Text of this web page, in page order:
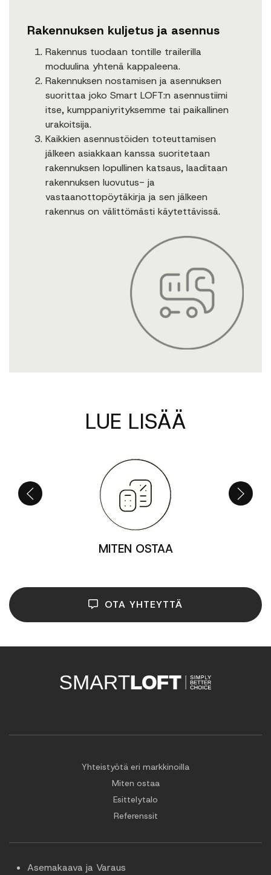
Rakennuksen kuljetus ja asennus
Rakennus tuodaan tontille trailerilla
moduulina yhtenä kappaleena.
Rakennuksen nostamisen ja asennuksen
suorittaa joko Smart LOFT:n asennustiimi
itse, kumppaniyrityksemme tai paikallinen
urakoitsija.
Kaikkien asennustöiden toteuttamisen
jälkeen asiakkaan kanssa suoritetaan
rakennuksen lopullinen katsaus, laaditaan
rakennuksen luovutus- ja
vastaanottopöytäkirja ja sen jälkeen
rakennus on välittömästi käytettävissä.
LUE LISÄÄ
MITEN OSTAA
OTA YHTEYTTÄ
Yhteistyötä eri markkinoilla
Miten ostaa
Esittelytalo
Referenssit
Asemakaava ja Varaus